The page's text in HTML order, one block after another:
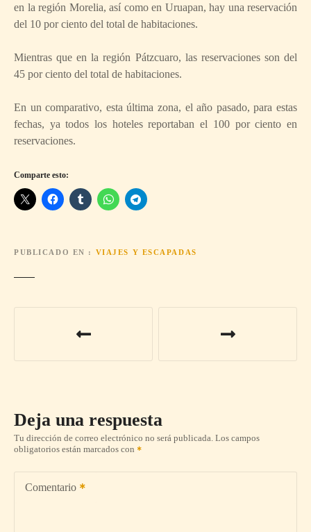
en la región Morelia, así como en Uruapan, hay una reservación
del 10 por ciento del total de habitaciones.
Mientras que en la región Pátzcuaro, las reservaciones son del
45 por ciento del total de habitaciones.
En un comparativo, esta última zona, el año pasado, para estas
fechas, ya todos los hoteles reportaban el 100 por ciento en
reservaciones.
Comparte esto:
PUBLICADO EN VIAJES Y ESCAPADAS
g
a
Deja una respuesta
Tu dirección de correo electrónico no será publicada. Los campos
obligatorios están marcados con
Comentario